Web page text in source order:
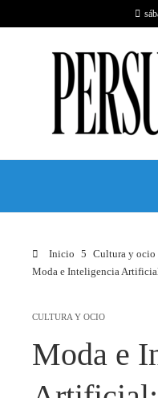
Inicio
Cultura y ocio
Moda e Inteligencia
CULTURA Y OCIO
Moda e